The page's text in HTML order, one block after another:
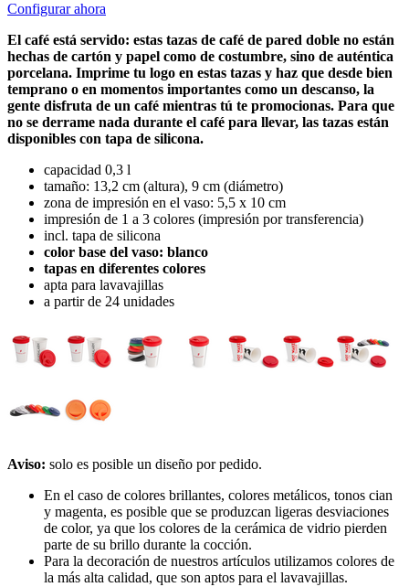
Configurar ahora
El café está servido: estas tazas de café de pared doble no están
hechas de cartón y papel como de costumbre, sino de auténtica
porcelana. Imprime tu logo en estas tazas y haz que desde bien
temprano o en momentos importantes como un descanso, la
gente disfruta de un café mientras tú te promocionas. Para que
no se derrame nada durante el café para llevar, las tazas están
disponibles con tapa de silicona.
capacidad 0,3 l
tamaño: 13,2 cm (altura), 9 cm (diámetro)
zona de impresión en el vaso: 5,5 x 10 cm
impresión de 1 a 3 colores (impresión por transferencia)
incl. tapa de silicona
color base del vaso: blanco
tapas en diferentes colores
apta para lavavajillas
a partir de 24 unidades
Aviso: solo es posible un diseño por pedido.
En el caso de colores brillantes, colores metálicos, tonos cian
y magenta, es posible que se produzcan ligeras desviaciones
de color, ya que los colores de la cerámica de vidrio pierden
parte de su brillo durante la cocción.
Para la decoración de nuestros artículos utilizamos colores de
la más alta calidad, que son aptos para el lavavajillas.